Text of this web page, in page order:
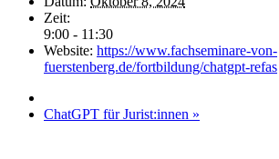
Zeit:
9:00 - 11:30
Website: https://www.fachseminare-von-
fuerstenberg.de/fortbildung/chatgpt-refas
ChatGPT für Jurist:innen »